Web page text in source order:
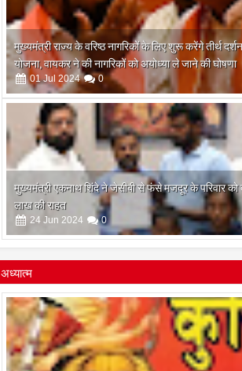
मुख्यमंत्री राज्य के वरिष्ठ नागरिकों के लिए शुरू करेंगे तीर्थ दर्शन
योजना, वायकर ने की नागरिकों को अयोध्या ले जाने की घोषणा
01 Jul 2024 0
मुख्यमंत्री एकनाथ शिंदे ने जेसीबी से फंसे मजदूर के परिवार को
लाख की राहत
24 Jun 2024 0
अध्यात्म